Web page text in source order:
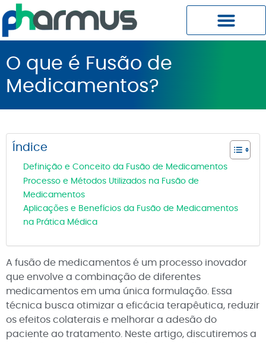
O que é Fusão de
Medicamentos?
Índice
Definição e Conceito da Fusão de Medicamentos
Processo e Métodos Utilizados na Fusão de
Medicamentos
Aplicações e Benefícios da Fusão de Medicamentos
na Prática Médica
A fusão de medicamentos é um processo inovador
que envolve a combinação de diferentes
medicamentos em uma única formulação. Essa
técnica busca otimizar a eficácia terapêutica, reduzir
os efeitos colaterais e melhorar a adesão do
paciente ao tratamento. Neste artigo, discutiremos a